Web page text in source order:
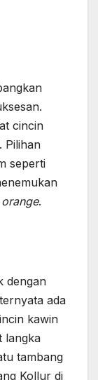
cincin
Pilihan
seperti
.
dengan
ada
kawin
langka
tambang
Kollur di